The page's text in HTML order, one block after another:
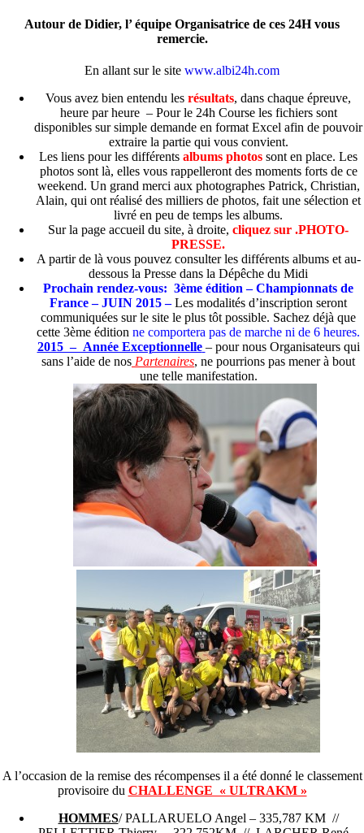
Autour de Didier, l’ équipe Organisatrice de ces 24H vous
remercie.
En allant sur le site www.albi24h.com
Vous avez bien entendu les résultats, dans chaque épreuve,
heure par heure – Pour le 24h Course les fichiers sont
disponibles sur simple demande en format Excel afin de pouvoir
extraire la partie qui vous convient.
Les liens pour les différents albums photos sont en place. Les
photos sont là, elles vous rappelleront des moments forts de ce
weekend. Un grand merci aux photographes Patrick, Christian,
Alain, qui ont réalisé des milliers de photos, fait une sélection et
livré en peu de temps les albums.
Sur la page accueil du site, à droite, cliquez sur .PHOTO-
PRESSE.
A partir de là vous pouvez consulter les différents albums et au-
dessous la Presse dans la Dépêche du Midi
Prochain rendez-vous: 3ème édition – Championnats de
France – JUIN 2015 –Les modalités d’inscription seront
communiquées sur le site le plus tôt possible. Sachez déjà que
cette 3ème édition ne comportera pas de marche ni de 6 heures.
2015 – Année Exceptionnelle – pour nous Organisateurs qui
sans l’aide de nos Partenaires, ne pourrions pas mener à bout
une telle manifestation.
A l’occasion de la remise des récompenses il a été donné le classement
provisoire du CHALLENGE « ULTRAKM »
HOMMES/ PALLARUELO Angel – 335,787 KM //